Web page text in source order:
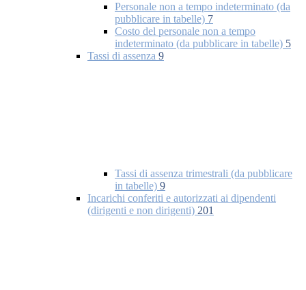
Personale non a tempo indeterminato (da
pubblicare in tabelle) 7
Costo del personale non a tempo
indeterminato (da pubblicare in tabelle) 5
Tassi di assenza 9
Tassi di assenza trimestrali (da pubblicare
in tabelle) 9
Incarichi conferiti e autorizzati ai dipendenti
(dirigenti e non dirigenti) 201